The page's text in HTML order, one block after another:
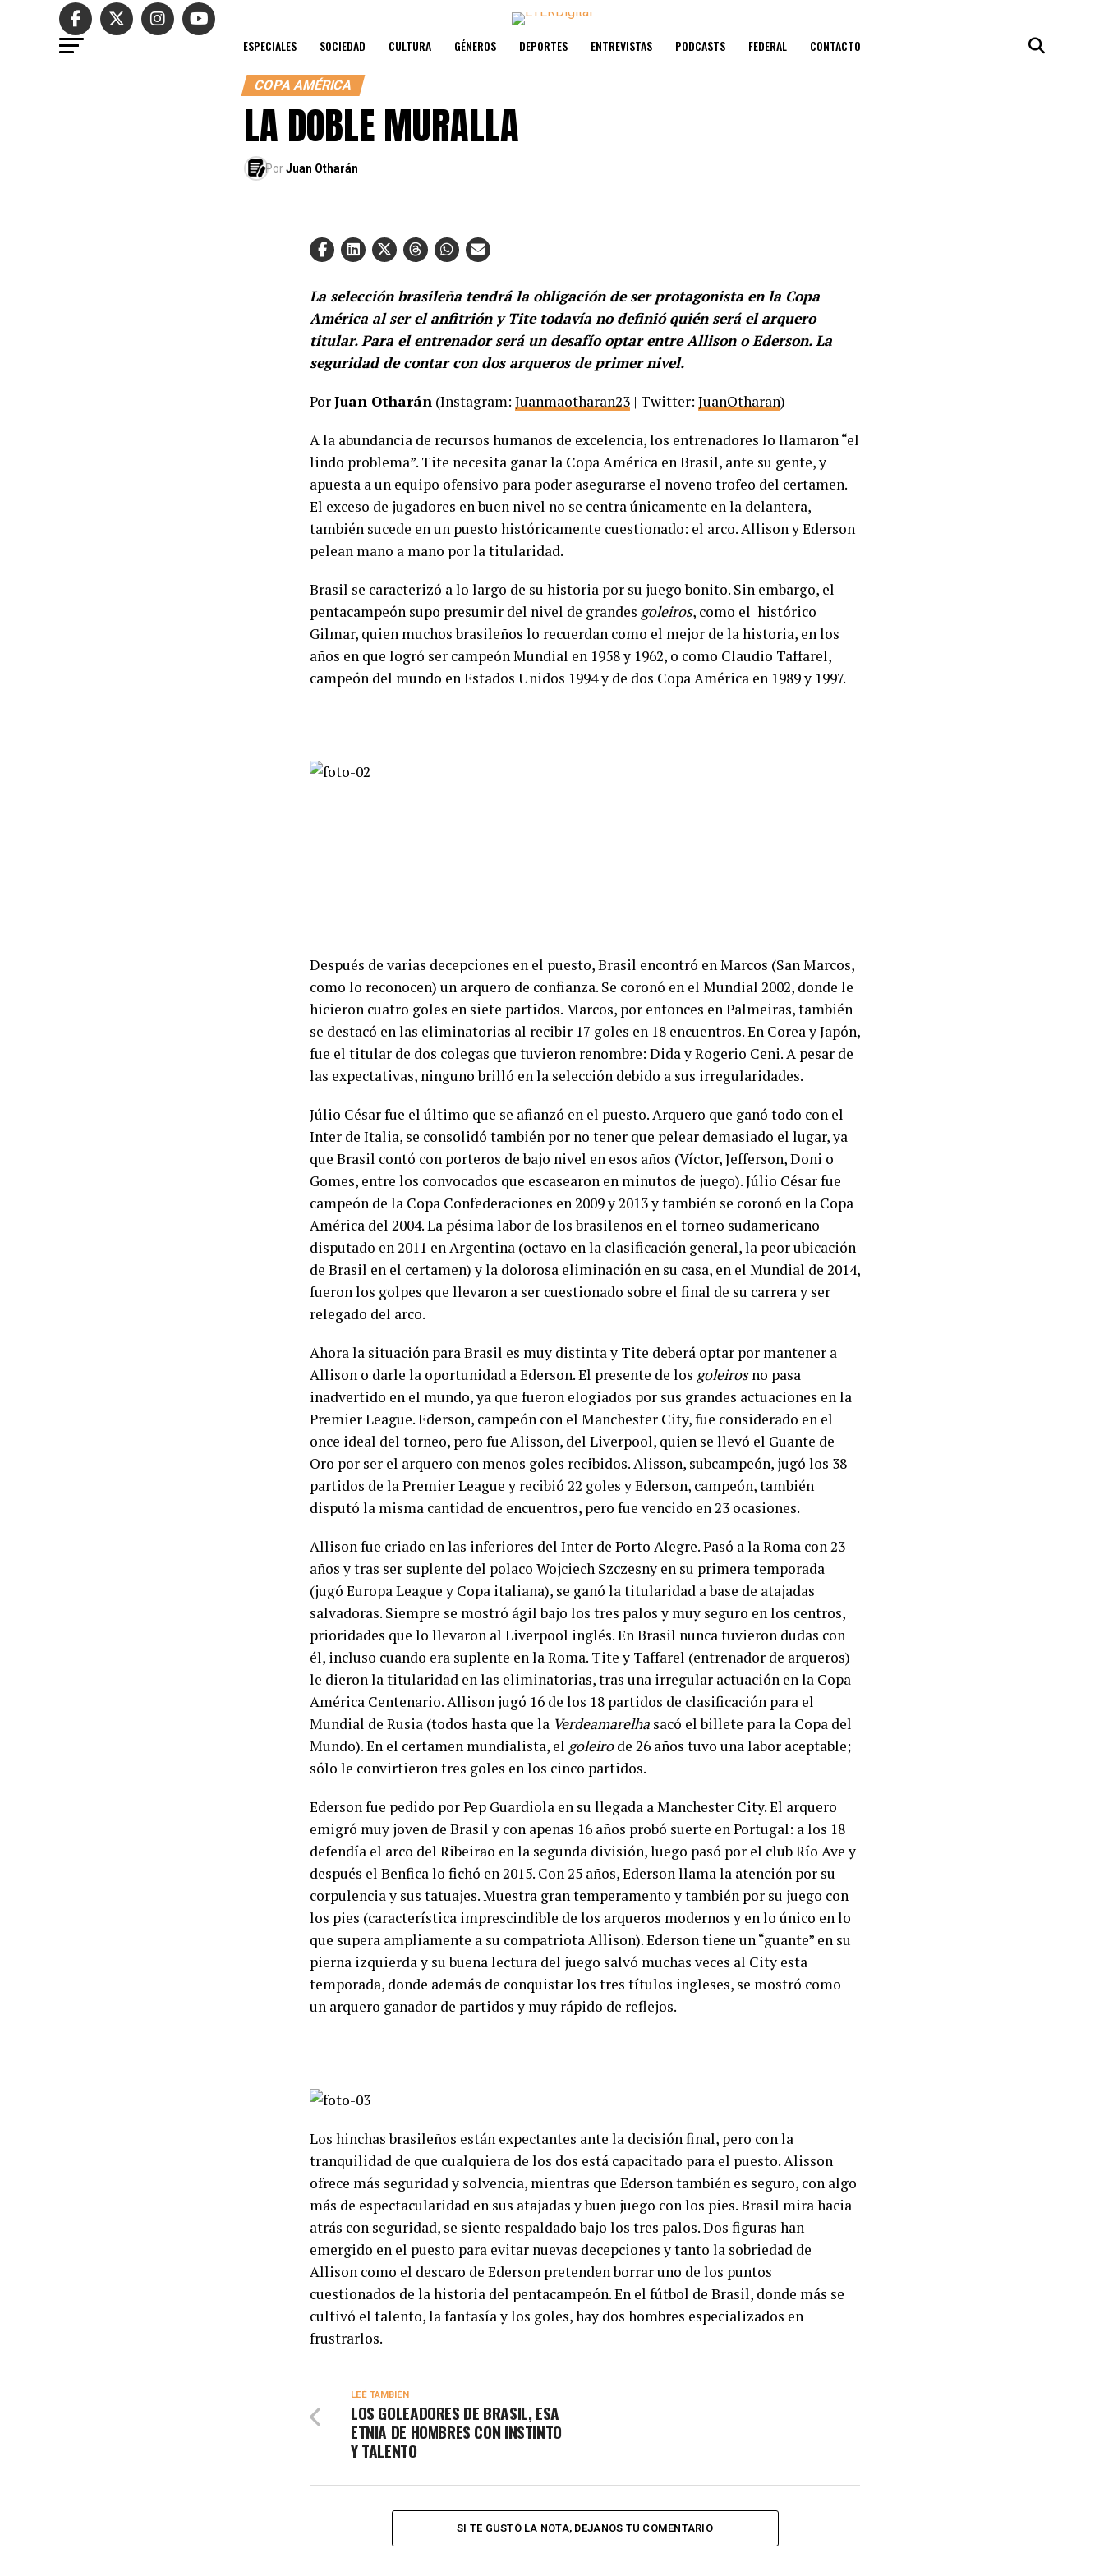
ESPECIALES SOCIEDAD CULTURA GÉNEROS DEPORTES ENTREVISTAS PODCASTS FEDERAL CONTACTO
COPA AMÉRICA
LA DOBLE MURALLA
PorJuan Otharán
La selección brasileña tendrá la obligación de ser protagonista en la Copa
América al ser el anfitrión y Tite todavía no definió quién será el arquero
titular. Para el entrenador será un desafío optar entre Allison o Ederson. La
seguridad de contar con dos arqueros de primer nivel.
PorJuan Otharán (Instagram: Juanmaotharan23 | Twitter: JuanOtharan)
A la abundancia de recursos humanos de excelencia, los entrenadores lo llamaron “el
lindo problema”. Tite necesita ganar la Copa América en Brasil, ante su gente, y
apuesta a un equipo ofensivo para poder asegurarse el noveno trofeo del certamen.
El exceso de jugadores en buen nivel no se centra únicamente en la delantera,
también sucede en un puesto históricamente cuestionado: el arco. Allison y Ederson
pelean mano a mano por la titularidad.
Brasil se caracterizó a lo largo de su historia por su juego bonito. Sin embargo, el
pentacampeón supo presumir del nivel de grandes goleiros, como el histórico
Gilmar, quien muchos brasileños lo recuerdan como el mejor de la historia, en los
años en que logró ser campeón Mundial en 1958 y 1962, o como Claudio Taffarel,
campeón del mundo en Estados Unidos 1994 y de dos Copa América en 1989 y 1997.
Después de varias decepciones en el puesto, Brasil encontró en Marcos (San Marcos,
como lo reconocen) un arquero de confianza. Se coronó en el Mundial 2002, donde le
hicieron cuatro goles en siete partidos. Marcos, por entonces en Palmeiras, también
se destacó en las eliminatorias al recibir 17 goles en 18 encuentros. En Corea y Japón,
fue el titular de dos colegas que tuvieron renombre: Dida y Rogerio Ceni. A pesar de
las expectativas, ninguno brilló en la selección debido a sus irregularidades.
Júlio César fue el último que se afianzó en el puesto. Arquero que ganó todo con el
Inter de Italia, se consolidó también por no tener que pelear demasiado el lugar, ya
que Brasil contó con porteros de bajo nivel en esos años (Víctor, Jefferson, Doni o
Gomes, entre los convocados que escasearon en minutos de juego). Júlio César fue
campeón de la Copa Confederaciones en 2009 y 2013 y también se coronó en la Copa
América del 2004. La pésima labor de los brasileños en el torneo sudamericano
disputado en 2011 en Argentina (octavo en la clasificación general, la peor ubicación
de Brasil en el certamen) y la dolorosa eliminación en su casa, en el Mundial de 2014,
fueron los golpes que llevaron a ser cuestionado sobre el final de su carrera y ser
relegado del arco.
Ahora la situación para Brasil es muy distinta y Tite deberá optar por mantener a
Allison o darle la oportunidad a Ederson. El presente de los goleirosno pasa
inadvertido en el mundo, ya que fueron elogiados por sus grandes actuaciones en la
Premier League. Ederson, campeón con el Manchester City, fue considerado en el
once ideal del torneo, pero fue Alisson, del Liverpool, quien se llevó el Guante de
Oro por ser el arquero con menos goles recibidos. Alisson, subcampeón, jugó los 38
partidos de la Premier League y recibió 22 goles y Ederson, campeón, también
disputó la misma cantidad de encuentros, pero fue vencido en 23 ocasiones.
Allison fue criado en las inferiores del Inter de Porto Alegre. Pasó a la Roma con 23
años y tras ser suplente del polaco Wojciech Szczesny en su primera temporada
(jugó Europa League y Copa italiana), se ganó la titularidad a base de atajadas
salvadoras. Siempre se mostró ágil bajo los tres palos y muy seguro en los centros,
prioridades que lo llevaron al Liverpool inglés. En Brasil nunca tuvieron dudas con
él, incluso cuando era suplente en la Roma. Tite y Taffarel (entrenador de arqueros)
le dieron la titularidad en las eliminatorias, tras una irregular actuación en la Copa
América Centenario. Allison jugó 16 de los 18 partidos de clasificación para el
Mundial de Rusia (todos hasta que la Verdeamarelha sacó el billete para la Copa del
Mundo). En el certamen mundialista, el goleirode 26 años tuvo una labor aceptable;
sólo le convirtieron tres goles en los cinco partidos.
Ederson fue pedido por Pep Guardiola en su llegada a Manchester City. El arquero
emigró muy joven de Brasil y con apenas 16 años probó suerte en Portugal: a los 18
defendía el arco del Ribeirao en la segunda división, luego pasó por el club Río Ave y
después el Benfica lo fichó en 2015. Con 25 años, Ederson llama la atención por su
corpulencia y sus tatuajes. Muestra gran temperamento y también por su juego con
los pies (característica imprescindible de los arqueros modernos y en lo único en lo
que supera ampliamente a su compatriota Allison). Ederson tiene un “guante” en su
pierna izquierda y su buena lectura del juego salvó muchas veces al City esta
temporada, donde además de conquistar los tres títulos ingleses, se mostró como
un arquero ganador de partidos y muy rápido de reflejos.
Los hinchas brasileños están expectantes ante la decisión final, pero con la
tranquilidad de que cualquiera de los dos está capacitado para el puesto. Alisson
ofrece más seguridad y solvencia, mientras que Ederson también es seguro, con algo
más de espectacularidad en sus atajadas y buen juego con los pies. Brasil mira hacia
atrás con seguridad, se siente respaldado bajo los tres palos. Dos figuras han
emergido en el puesto para evitar nuevas decepciones y tanto la sobriedad de
Allison como el descaro de Ederson pretenden borrar uno de los puntos
cuestionados de la historia del pentacampeón. En el fútbol de Brasil, donde más se
cultivó el talento, la fantasía y los goles, hay dos hombres especializados en
frustrarlos.
LEÉ TAMBIÉN
LOS GOLEADORES DE BRASIL, ESA
ETNIA DE HOMBRES CON INSTINTO
Y TALENTO
SI TE GUSTÓ LA NOTA, DEJANOS TU COMENTARIO